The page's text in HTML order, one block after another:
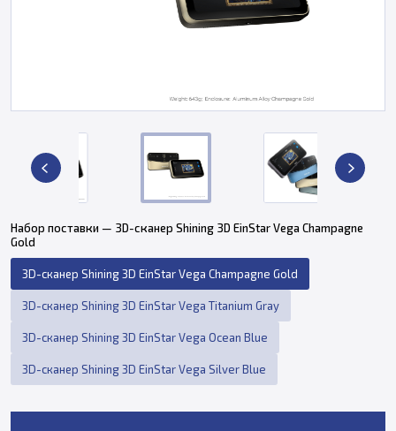
Набор поставки — 3D-сканер Shining 3D EinStar Vega Champagne
Gold
3D-сканер Shining 3D EinStar Vega Champagne Gold
3D-сканер Shining 3D EinStar Vega Titanium Gray
3D-сканер Shining 3D EinStar Vega Ocean Blue
3D-сканер Shining 3D EinStar Vega Silver Blue